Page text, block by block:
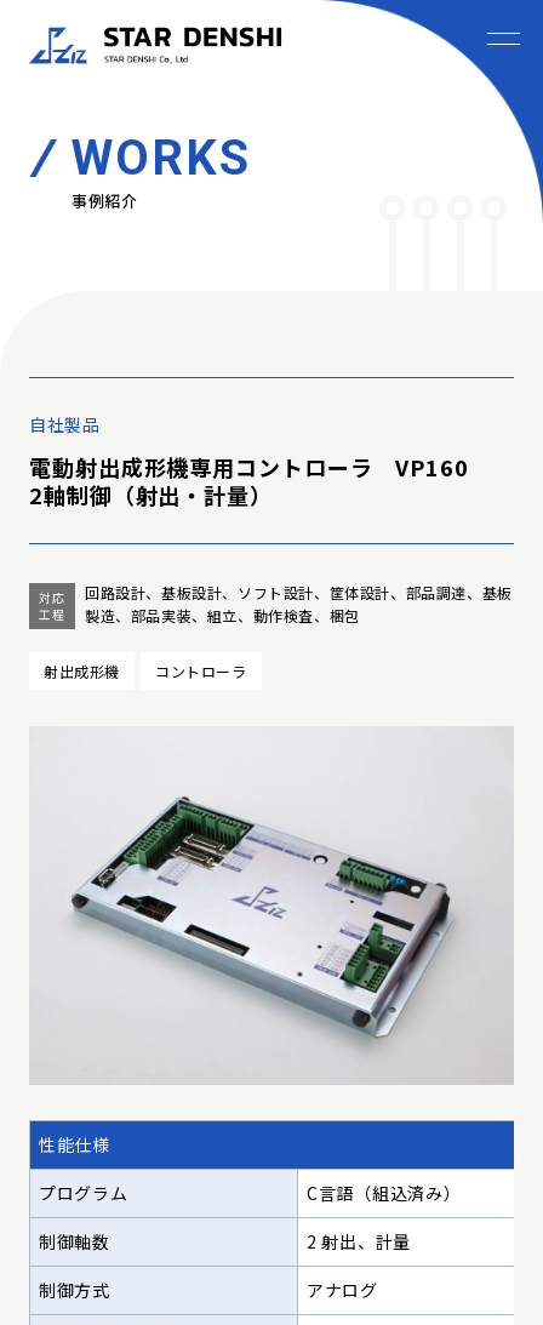
WORKS
事例紹介
自社製品
電動射出成形機専用コントローラ VP160
2軸制御（射出・計量）
対応
工程
回路設計、基板設計、ソフト設計、筐体設計、部品調達、基板
製造、部品実装、組立、動作検査、梱包
射出成形機 コントローラ
性能仕様
プログラム
C言語（組込済み）
制御軸数
2 射出、計量
制御方式
アナログ